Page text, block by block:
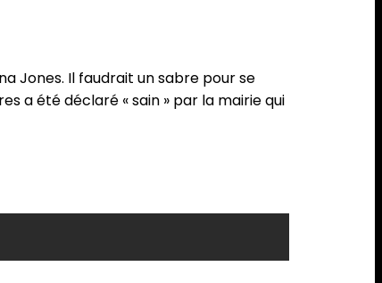
Jones. Il faudrait un sabre pour se
a été déclaré « sain » par la mairie qui